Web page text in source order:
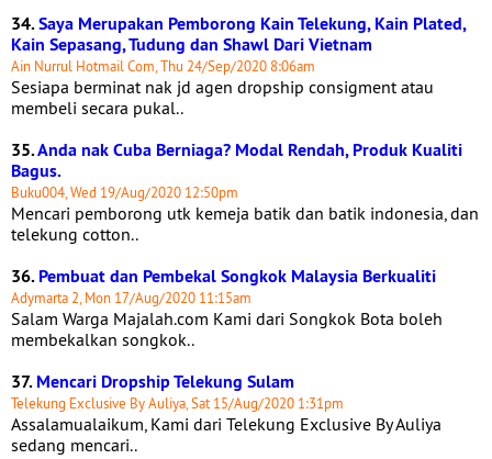
34.Saya Merupakan Pemborong Kain Telekung, Kain Plated,
Kain Sepasang, Tudung dan Shawl Dari Vietnam
Ain Nurrul Hotmail Com, Thu 24/Sep/2020 8:06am
Sesiapa berminat nak jd agen dropship consigment atau
membeli secara pukal..
35.Anda nak Cuba Berniaga? Modal Rendah, Produk Kualiti
Bagus.
Buku004, Wed 19/Aug/2020 12:50pm
Mencari pemborong utk kemeja batik dan batik indonesia, dan
telekung cotton..
36.Pembuat dan Pembekal Songkok Malaysia Berkualiti
Adymarta 2, Mon 17/Aug/2020 11:15am
Salam Warga Majalah.com Kami dari Songkok Bota boleh
membekalkan songkok..
37.Mencari Dropship Telekung Sulam
Telekung Exclusive By Auliya, Sat 15/Aug/2020 1:31pm
Assalamualaikum, Kami dari Telekung Exclusive By Auliya
sedang mencari..